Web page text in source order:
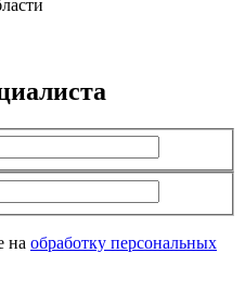
на обработку персональных